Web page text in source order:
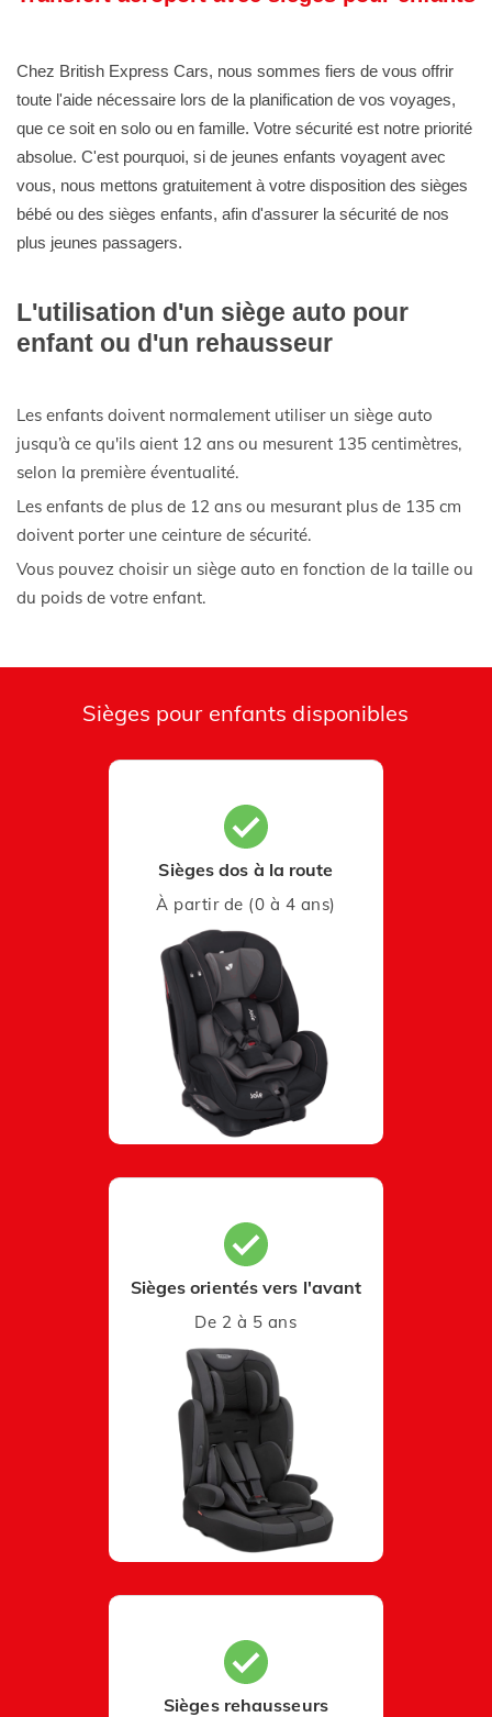
Chez British Express Cars, nous sommes fiers de vous offrir
toute l'aide nécessaire lors de la planification de vos voyages,
que ce soit en solo ou en famille. Votre sécurité est notre priorité
absolue. C'est pourquoi, si de jeunes enfants voyagent avec
vous, nous mettons gratuitement à votre disposition des sièges
bébé ou des sièges enfants, afin d'assurer la sécurité de nos
plus jeunes passagers.
L'utilisation d'un siège auto pour
enfant ou d'un rehausseur
Les enfants doivent normalement utiliser un siège auto
jusqu’à ce qu'ils aient 12 ans ou mesurent 135 centimètres,
selon la première éventualité.
Les enfants de plus de 12 ans ou mesurant plus de 135 cm
doivent porter une ceinture de sécurité.
Vous pouvez choisir un siège auto en fonction de la taille ou
du poids de votre enfant.
Sièges pour enfants disponibles
Sièges dos à la route
À partir de (0 à 4 ans)
Sièges orientés vers l'avant
De 2 à 5 ans
Sièges rehausseurs